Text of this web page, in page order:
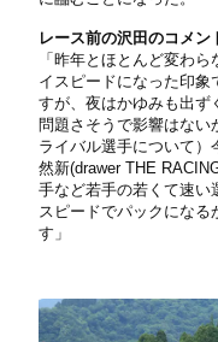
レース前の沢田のコメン
「昨年とほとんど変わ
イスピードになった印
すが、夜はかゆみも出ず
問題さそうで影響はない
ライバル選手について
然新(drawer THE
手など若手の若くて速い
スピードでパックにな
す」